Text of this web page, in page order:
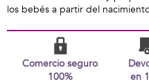
los bebés a partir del
Comercio seguro
100%
en